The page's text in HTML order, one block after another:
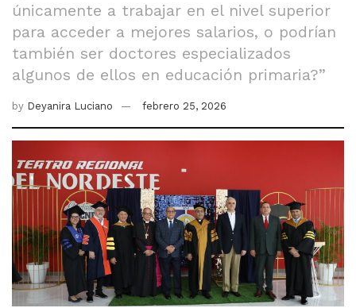
únicamente a trabajar en el nivel superior
para acceder a mejores salarios, o podrían
también ser doctores especializados
algunos de ellos en educación primaria?”
by Deyanira Luciano febrero 25, 2026